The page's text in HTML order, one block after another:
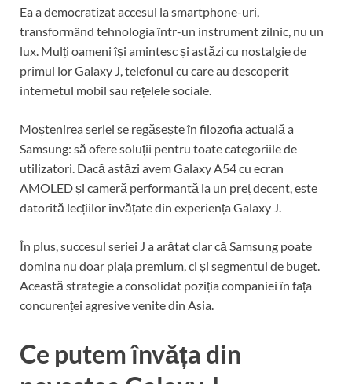
Ea a democratizat accesul la smartphone-uri,
transformând tehnologia într-un instrument zilnic, nu un
lux. Mulți oameni își amintesc și astăzi cu nostalgie de
primul lor Galaxy J, telefonul cu care au descoperit
internetul mobil sau rețelele sociale.
Moștenirea seriei se regăsește în filozofia actuală a
Samsung: să ofere soluții pentru toate categoriile de
utilizatori. Dacă astăzi avem Galaxy A54 cu ecran
AMOLED și cameră performantă la un preț decent, este
datorită lecțiilor învățate din experiența Galaxy J.
În plus, succesul seriei J a arătat clar că Samsung poate
domina nu doar piața premium, ci și segmentul de buget.
Această strategie a consolidat poziția companiei în fața
concurenței agresive venite din Asia.
Ce putem învăța din